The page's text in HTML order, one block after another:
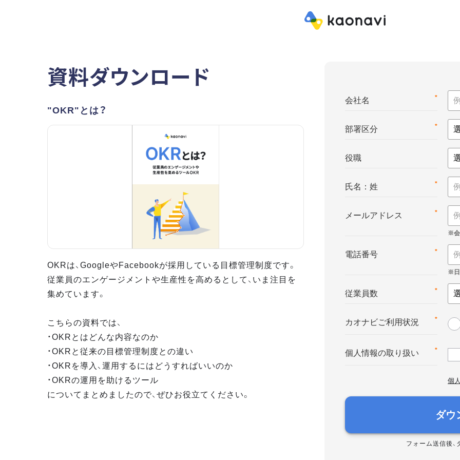
資料ダウンロード
"OKR"とは？
OKRは、GoogleやFacebookが採用している目標管理制度です。
従業員のエンゲージメントや生産性を高めるとして、いま注目を
集めています。
こちらの資料では、
・OKRとはどんな内容なのか
・OKRと従来の目標管理制度との違い
・OKRを導入、運用するにはどうすればいいのか
・OKRの運用を助けるツール
についてまとめましたので、ぜひお役立てください。
*
会社名
*
部署区分
役職
*
氏名：姓
*
メールアドレス
*
電話番号
*
従業員数
*
カオナビご利用状況
*
個人情報の取り扱い
個
ダウ
フォーム送信後